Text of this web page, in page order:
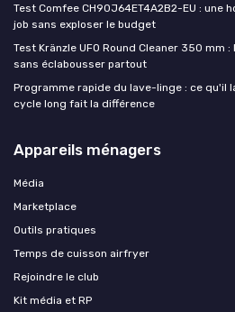
Test Comfee CH90J64ET4A2B2-EU : une
job sans exploser le budget
Test Kränzle UFO Round Cleaner 350 mm
sans éclabousser partout
Programme rapide du lave-linge : ce qu'il
cycle long fait la différence
Appareils ménagers
Média
Marketplace
Outils pratiques
Temps de cuisson airfryer
Rejoindre le club
Kit média et RP